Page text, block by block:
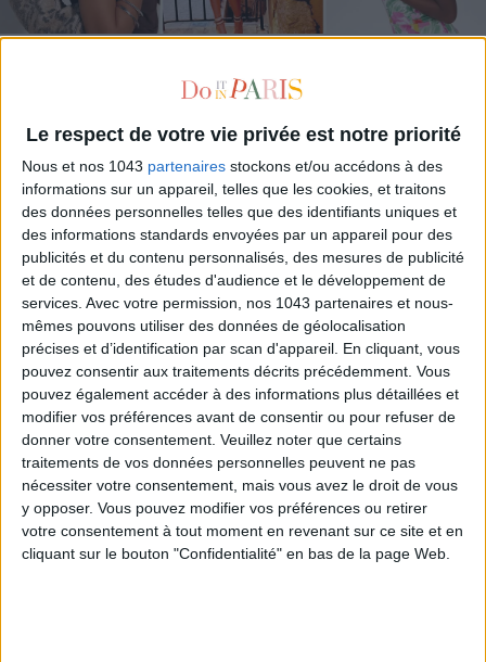
Le respect de votre vie privée est notre priorité
Nous et nos 1043 partenaires stockons et/ou accédons à des
informations sur un appareil, telles que les cookies, et traitons
des données personnelles telles que des identifiants uniques et
des informations standards envoyées par un appareil pour des
publicités et du contenu personnalisés, des mesures de publicité
et de contenu, des études d'audience et le développement de
services. Avec votre permission, nos 1043 partenaires et nous-
mêmes pouvons utiliser des données de géolocalisation
précises et d’identification par scan d'appareil. En cliquant, vous
pouvez consentir aux traitements décrits précédemment. Vous
pouvez également accéder à des informations plus détaillées et
modifier vos préférences avant de consentir ou pour refuser de
donner votre consentement. Veuillez noter que certains
traitements de vos données personnelles peuvent ne pas
nécessiter votre consentement, mais vous avez le droit de vous
y opposer. Vous pouvez modifier vos préférences ou retirer
votre consentement à tout moment en revenant sur ce site et en
cliquant sur le bouton "Confidentialité" en bas de la page Web.
CONNAISSEZ-VOUS LE AIRBNB DE LA PISCINE AUTOUR DE PARIS ?